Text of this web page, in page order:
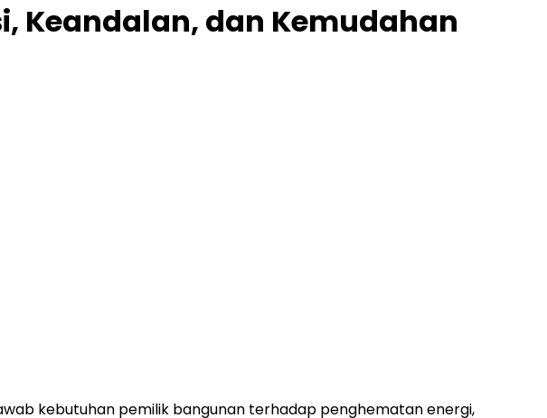
Keandalan, dan Kemudahan
kebutuhan pemilik bangunan terhadap penghematan energi,